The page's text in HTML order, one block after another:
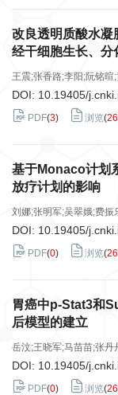
改良透明质酸水凝
经干细胞生长、分
王震;张香路;李阳;阮铭暄
DOI: 10.19405/
PDF(3) 浏览(
基于Monaco计划
放疗计划的影响
刘娜;张明军;吴翠娥;费振
DOI: 10.19405/
PDF(0) 浏览(
胃癌中p-Stat3和
后模型的建立
岳汶;王晓军;马苗苗;张丹
DOI: 10.19405/
PDF(0) 浏览(